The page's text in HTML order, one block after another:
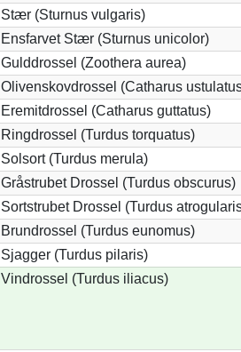
Stær (Sturnus vulgaris)
Ensfarvet Stær (Sturnus unicolor)
Gulddrossel (Zoothera aurea)
Olivenskovdrossel (Catharus
Eremitdrossel (Catharus guttatus)
Ringdrossel (Turdus torquatus)
Solsort (Turdus merula)
Gråstrubet Drossel (Turdus obscurus)
Sortstrubet Drossel (Turdus
Brundrossel (Turdus eunomus)
Sjagger (Turdus pilaris)
Vindrossel (Turdus iliacus)